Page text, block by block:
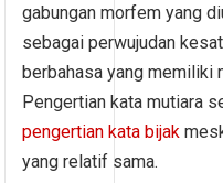
gabungan morfem yang
sebagai perwujudan
berbahasa yang memiliki
Pengertian kata mutiara
pengertian kata bijak
yang relatif sama.